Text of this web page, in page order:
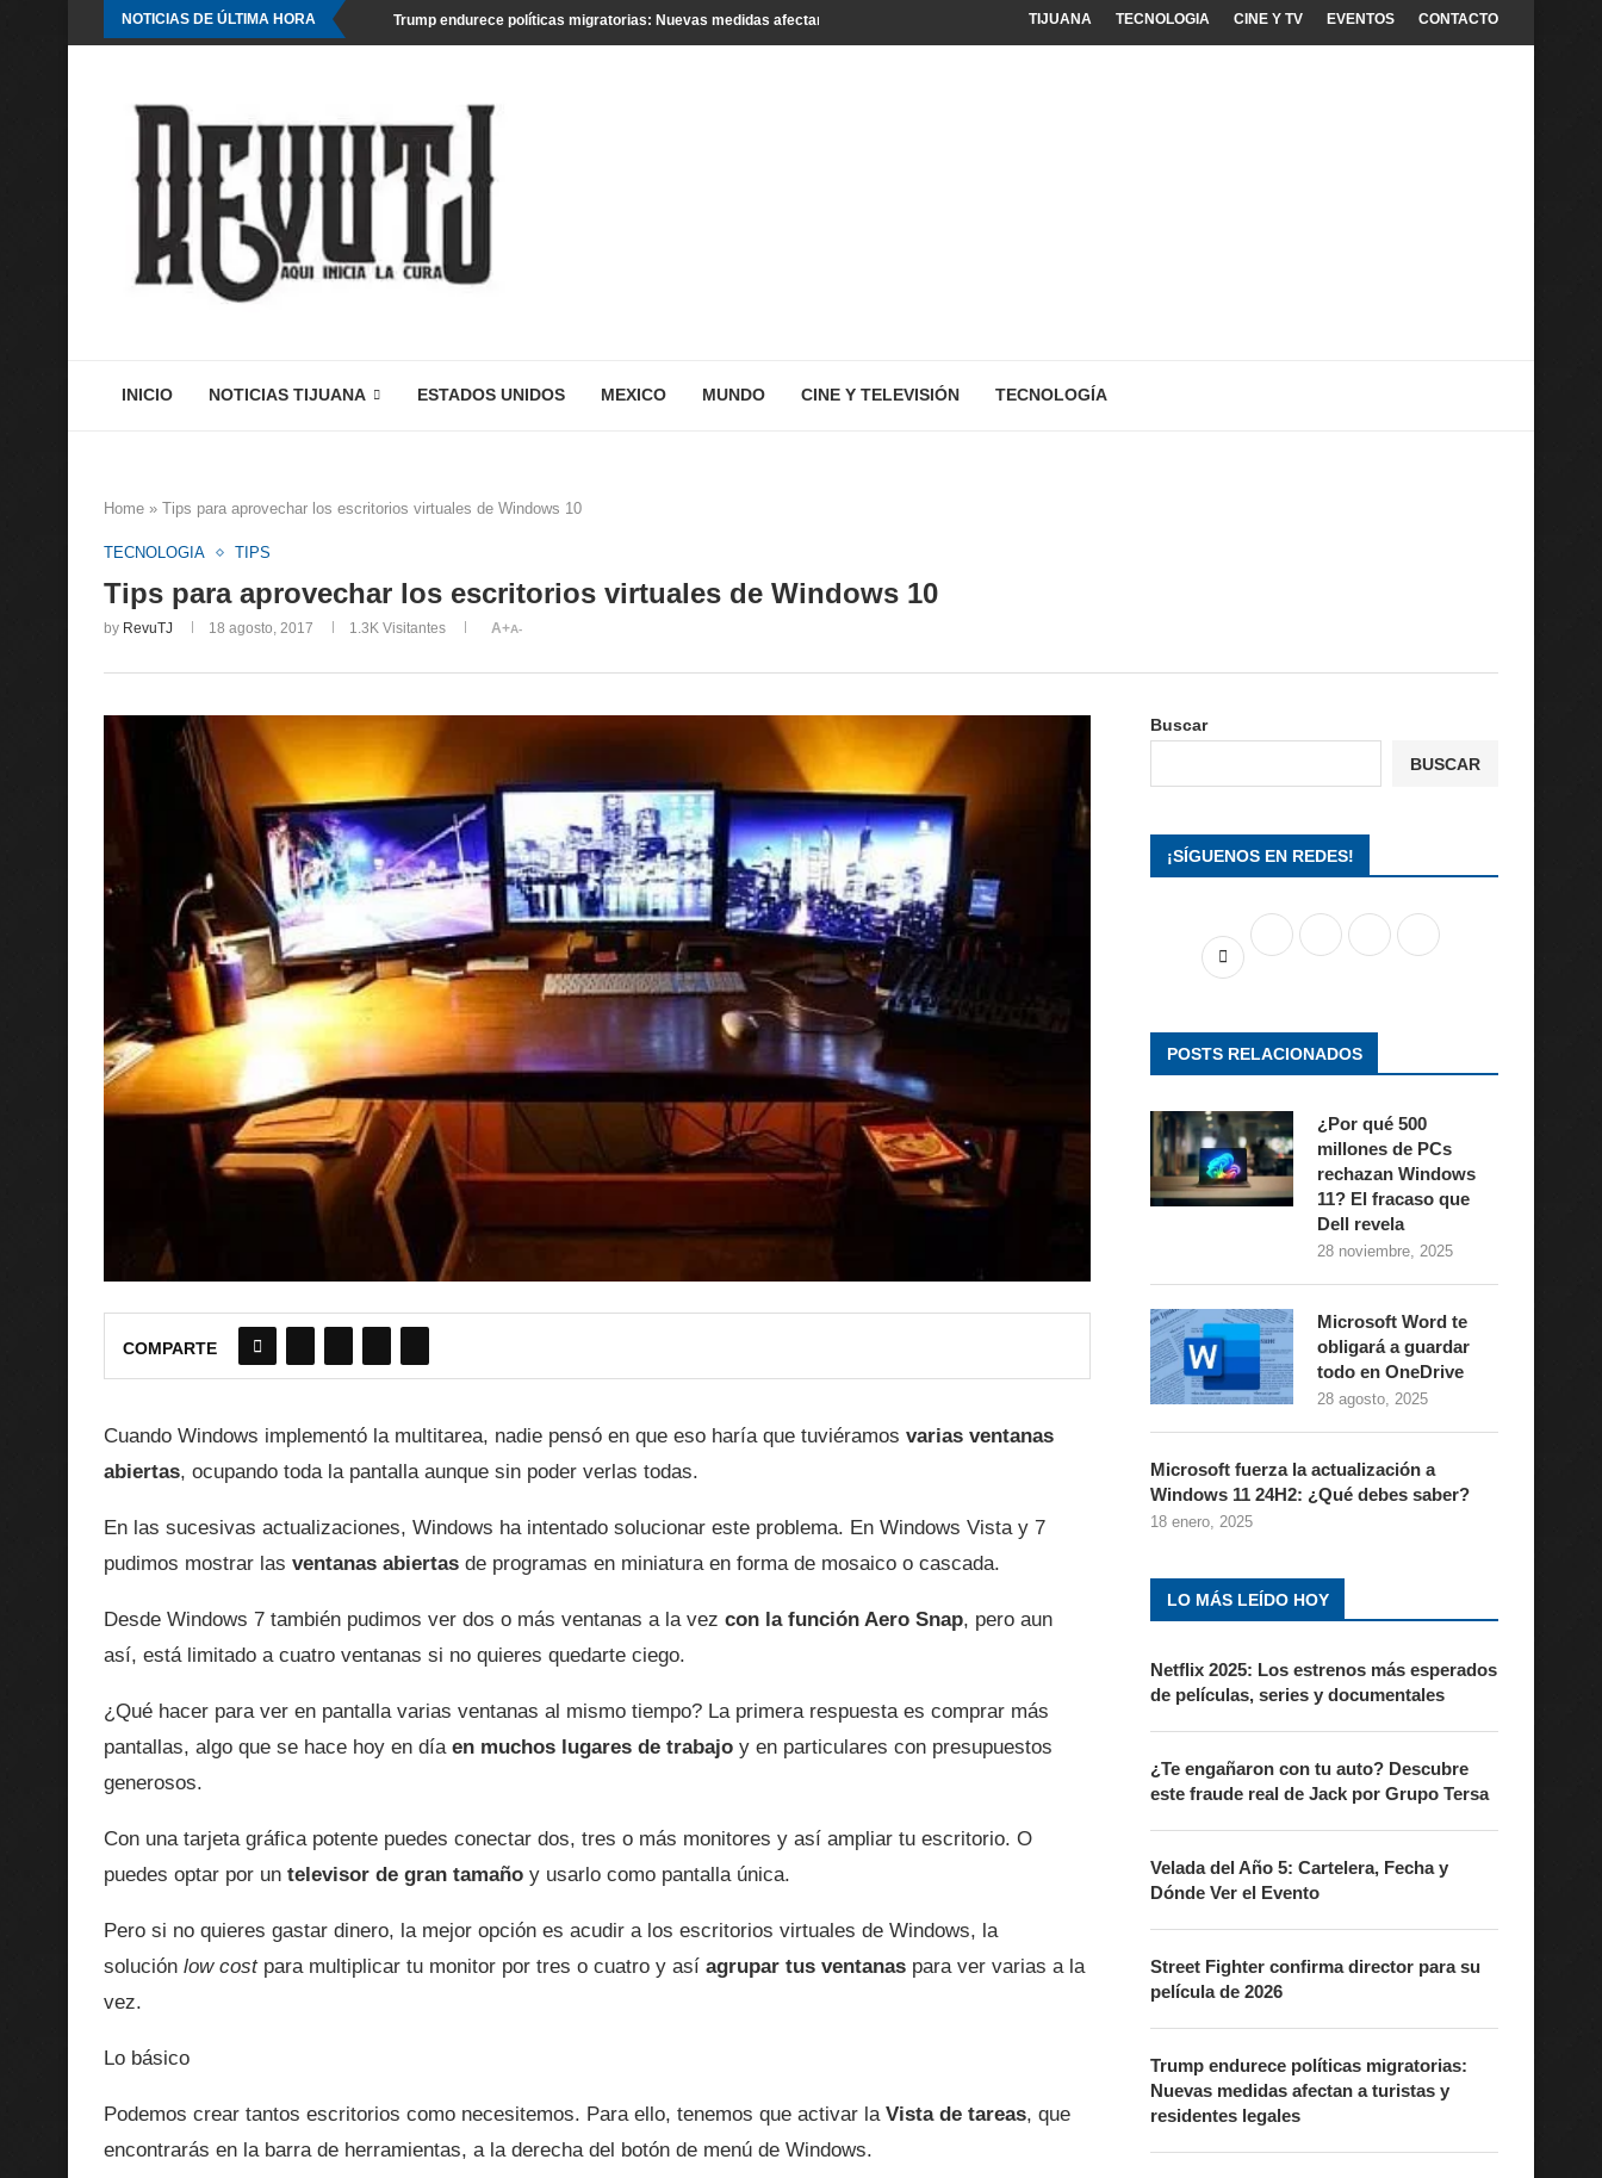
NOTICIAS DE ÚLTIMA HORA Trump endurece políticas migratorias: Nuevas medidas afectan a turistas y residentes legalesTIJUANA TECNOLOGIA CINE Y TV EVENTOS CONTACTO
INICIO NOTICIAS TIJUANA ESTADOS UNIDOS MEXICO MUNDO CINE Y TELEVISIÓN TECNOLOGÍA
Home » Tips para aprovechar los escritorios virtuales de Windows 10
TECNOLOGIA TIPS
Tips para aprovechar los escritorios virtuales de Windows 10
by RevuTJ 18 agosto, 2017 1.3K Visitantes A+A-
COMPARTE
Cuando Windows implementó la multitarea, nadie pensó en que eso haría que tuviéramos varias ventanas
abiertas, ocupando toda la pantalla aunque sin poder verlas todas.
En las sucesivas actualizaciones, Windows ha intentado solucionar este problema. En Windows Vista y 7
pudimos mostrar las ventanas abiertas de programas en miniatura en forma de mosaico o cascada.
Desde Windows 7 también pudimos ver dos o más ventanas a la vez con la función Aero Snap, pero aun
así, está limitado a cuatro ventanas si no quieres quedarte ciego.
¿Qué hacer para ver en pantalla varias ventanas al mismo tiempo? La primera respuesta es comprar más
pantallas, algo que se hace hoy en día en muchos lugares de trabajo y en particulares con presupuestos
generosos.
Con una tarjeta gráfica potente puedes conectar dos, tres o más monitores y así ampliar tu escritorio. O
puedes optar por un televisor de gran tamaño y usarlo como pantalla única.
Pero si no quieres gastar dinero, la mejor opción es acudir a los escritorios virtuales de Windows, la
solución low costpara multiplicar tu monitor por tres o cuatro y así agrupar tus ventanas para ver varias a la
vez.
Lo básico
Podemos crear tantos escritorios como necesitemos. Para ello, tenemos que activar la Vista de tareas, que
encontrarás en la barra de herramientas, a la derecha del botón de menú de Windows.
Buscar
BUSCAR
¡SÍGUENOS EN REDES!
POSTS RELACIONADOS
¿Por qué 500
millones de PCs
rechazan Windows
11? El fracaso que
Dell revela
28 noviembre, 2025
Microsoft Word te
obligará a guardar
todo en OneDrive
28 agosto, 2025
Microsoft fuerza la actualización a
Windows 11 24H2: ¿Qué debes saber?
18 enero, 2025
LO MÁS LEÍDO HOY
Netflix 2025: Los estrenos más esperados
de películas, series y documentales
¿Te engañaron con tu auto? Descubre
este fraude real de Jack por Grupo Tersa
Velada del Año 5: Cartelera, Fecha y
Dónde Ver el Evento
Street Fighter confirma director para su
película de 2026
Trump endurece políticas migratorias:
Nuevas medidas afectan a turistas y
residentes legales